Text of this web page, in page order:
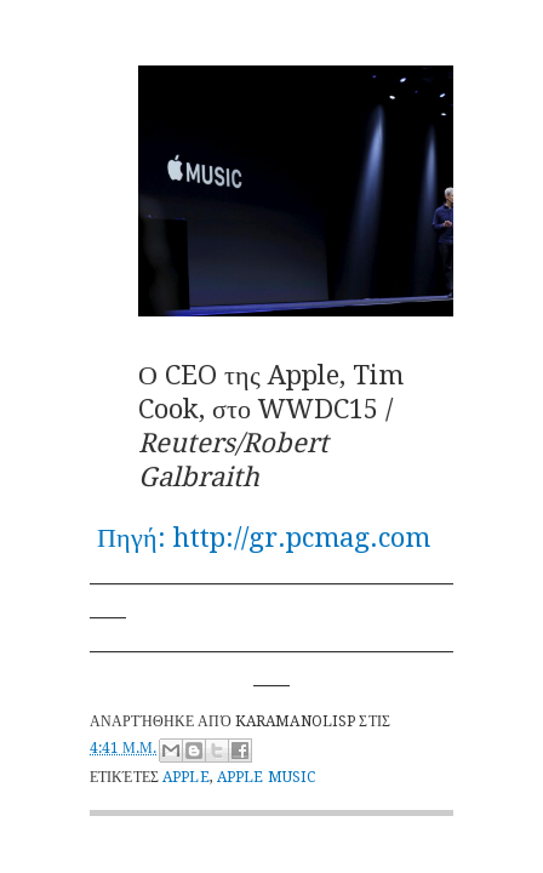
Ο CEO της Apple, Tim
Cook, στο WWDC15 /
Reuters/Robert
Galbraith
Πηγή: http://gr.pcmag.com
ΑΝΑΡΤΉΘΗΚΕ ΑΠΌ KARAMANOLISP ΣΤΙΣ
4:41 Μ.Μ.
ΕΤΙΚΈΤΕΣAPPLE, APPLE MUSIC